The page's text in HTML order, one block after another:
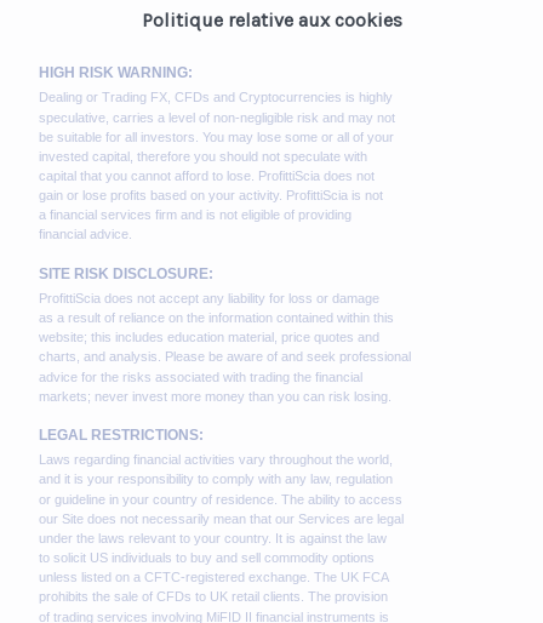
Politique relative aux cookies